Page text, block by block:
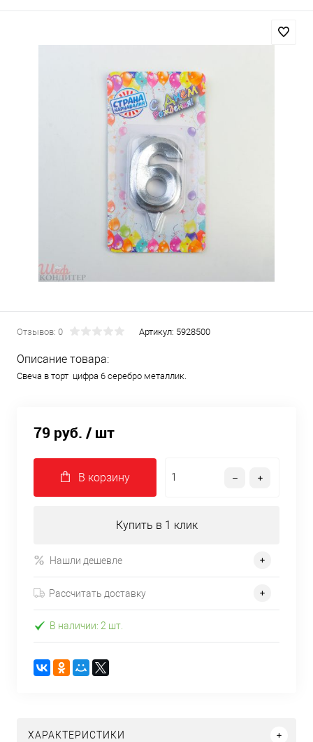
Отзывов: 0 Артикул: 5928500
Описание товара:
Свеча в торт цифра 6 серебро металлик.
79 руб. / шт
В корзину
Купить в 1 клик
Нашли дешевле
Рассчитать доставку
В наличии: 2 шт.
ХАРАКТЕРИСТИКИ